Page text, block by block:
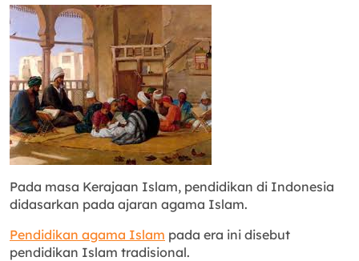
Pada masa Kerajaan Islam, pendidikan di Indonesia
didasarkan pada ajaran agama Islam.
Pendidikan agama Islam pada era ini disebut
pendidikan Islam tradisional.